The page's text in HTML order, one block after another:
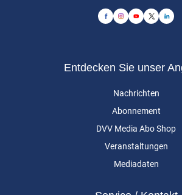
Entdecken Sie unser
Nachrichten
Abonnement
DVV Media Abo Shop
Veranstaltungen
Mediadaten